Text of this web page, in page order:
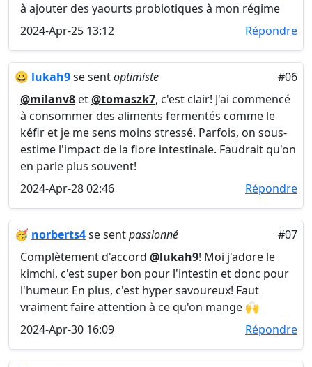
à ajouter des yaourts probiotiques à mon régime
2024-Apr-25 13:12
Répondre
😀 lukah9se sentoptimiste
#06
@milanv8 et@tomaszk7, c'est clair! J'ai commencé
à consommer des aliments fermentés comme le
kéfir et je me sens moins stressé. Parfois, on sous-
estime l'impact de la flore intestinale. Faudrait qu'on
en parle plus souvent!
2024-Apr-28 02:46
Répondre
🥳 norberts4se sentpassionné
#07
Complètement d'accord @lukah9! Moi j'adore le
kimchi, c'est super bon pour l'intestin et donc pour
l'humeur. En plus, c'est hyper savoureux! Faut
vraiment faire attention à ce qu'on mange 🙌
2024-Apr-30 16:09
Répondre